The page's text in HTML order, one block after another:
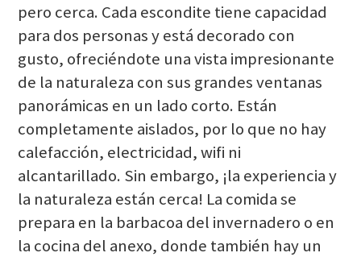
pero cerca. Cada escondite tiene capacidad
para dos personas y está decorado con
gusto, ofreciéndote una vista impresionante
de la naturaleza con sus grandes ventanas
panorámicas en un lado corto. Están
completamente aislados, por lo que no hay
calefacción, electricidad, wifi ni
alcantarillado. Sin embargo, ¡la experiencia y
la naturaleza están cerca! La comida se
prepara en la barbacoa del invernadero o en
la cocina del anexo, donde también hay un